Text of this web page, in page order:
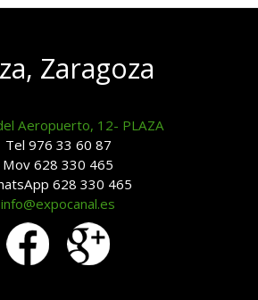
Zaragoza
Aeropuerto, 12- PLAZA
Tel 976 33 60 87
Mov 628 330 465
628 330 465
info@expocanal.es